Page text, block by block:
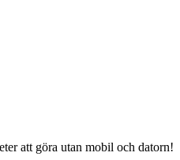
att göra utan mobil och datorn!